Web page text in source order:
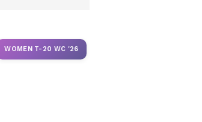
WOMEN T-20 WC '26